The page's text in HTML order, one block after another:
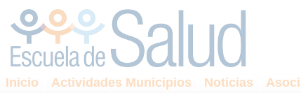
Inicio Actividades Municipios Noticias